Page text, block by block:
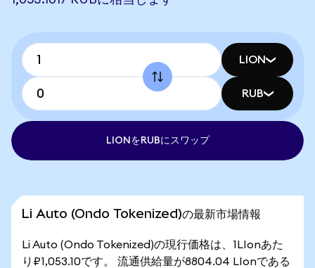
LION
RUB
LIONをRUBにスワップ
Li Auto (Ondo Tokenized)の最新市場情報
Li Auto (Ondo Tokenized)の現行価格は、1LIonあた
り₽1,053.10です。 流通供給量が8804.04 LIonである